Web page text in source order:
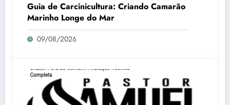
Guia de Carcinicultura: Criando Camarão
Marinho Longe do Mar
09/08/2026